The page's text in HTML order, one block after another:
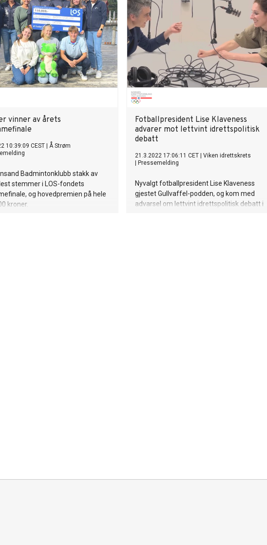
vinner av årets
10:39:09 CEST
Å Strøm
Badmintonklubb stakk av
stemmer i LOS-fondets
og hovedpremien på hele
kroner.
Fotballpresident Lise Klaveness
advarer mot lettvint idrettspolitisk
debatt
21.3.2022 17:06:11 CET
Viken idrettskrets
Pressemelding
Nyvalgt fotballpresident Lise Klaveness
gjestet Gullvaffel-podden, og kom med
advarsel om lettvint idrettspolitisk debatt i